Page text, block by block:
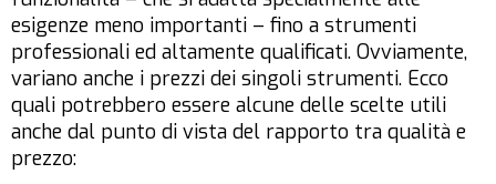
esigenze meno importanti – fino a strumenti
professionali ed altamente qualificati. Ovviamente,
variano anche i prezzi dei singoli strumenti. Ecco
quali potrebbero essere alcune delle scelte utili
anche dal punto di vista del rapporto tra qualità e
prezzo: